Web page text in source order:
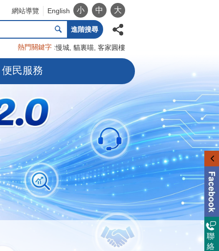
網站導覽 English 小 中 大
進階搜尋
熱門關鍵字 慢城 貓裏喵 客家圓樓
便民服務
聯
絡